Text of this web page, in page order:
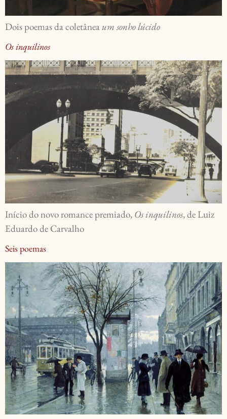
Dois poemas da coletâneaum sonho lúcido
Os inquilinos
Início do novo romance premiado, Os inquilinos, de Luiz
Eduardo de Carvalho
Seis poemas